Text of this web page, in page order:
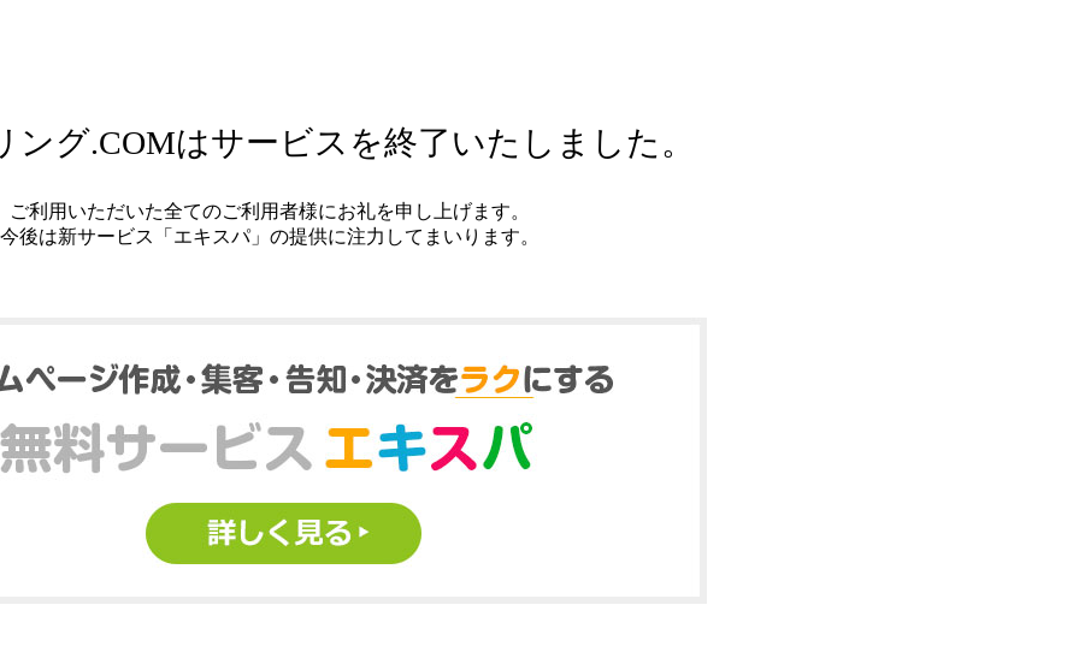
ング.COMはサービスを終了いたしました。
ご利用いただいた全てのご利用者様にお礼を申し上げます。
今後は新サービス「エキスパ」の提供に注力してまいります。